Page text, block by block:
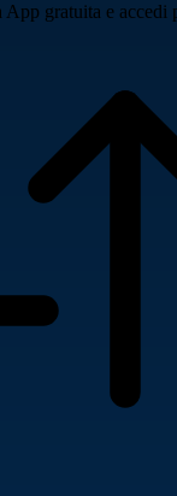
App gratuita e accedi